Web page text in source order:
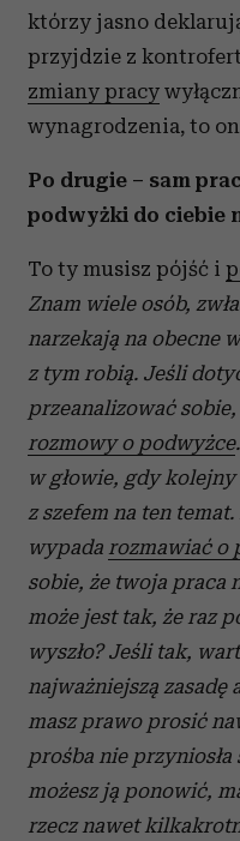
którzy jasno
przyjdzie z
zmiany pracy
wynagrodzenia, to
Po drugie – sam
podwyżki do ciebie
To ty musisz pójść i
Znam wiele osób,
narzekają na obecne
z tym robią. Jeśli
przeanalizować
rozmowy o podwyżce
w głowie, gdy
z szefem na ten
wypada rozmawiać o
sobie, że twoja praca
może jest tak, że raz
wyszło? Jeśli tak,
najważniejszą
masz prawo prosić
prośba nie przyniosła
możesz ją ponowić,
rzecz nawet